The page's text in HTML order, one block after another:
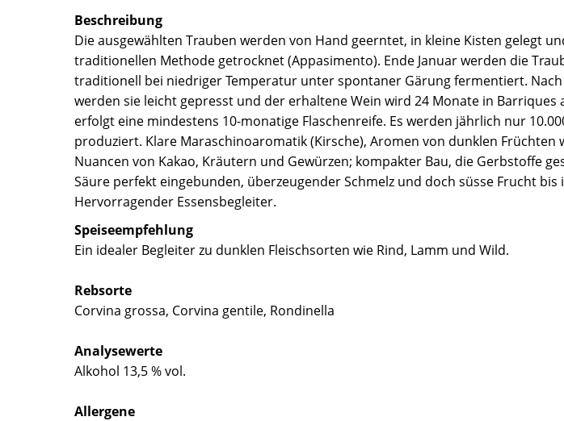
Beschreibung
Die ausgewählten Trauben werden von Hand geerntet, in kleine Kisten gelegt
traditionellen Methode getrocknet (Appasimento). Ende Januar werden die
traditionell bei niedriger Temperatur unter spontaner Gärung fermentiert. Nach
werden sie leicht gepresst und der erhaltene Wein wird 24 Monate in Barriques
erfolgt eine mindestens 10-monatige Flaschenreife. Es werden jährlich nur
produziert. Klare Maraschinoaromatik (Kirsche), Aromen von dunklen Früchten
Nuancen von Kakao, Kräutern und Gewürzen; kompakter Bau, die Gerbstoffe
Säure perfekt eingebunden, überzeugender Schmelz und doch süsse Frucht bis
Hervorragender Essensbegleiter.
Speiseempfehlung
Ein idealer Begleiter zu dunklen Fleischsorten wie Rind, Lamm und Wild.
Rebsorte
Corvina grossa, Corvina gentile, Rondinella
Analysewerte
Alkohol 13,5 % vol.
Allergene